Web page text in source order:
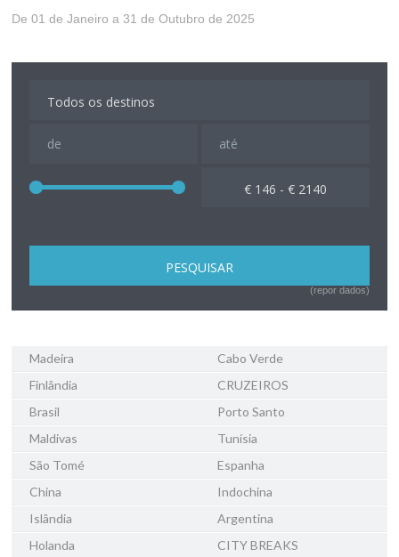
De 01 de Janeiro a 31 de Outubro de 2025
€ 146 - € 2140
(repor dados)
Madeira
Cabo Verde
Finlândia
CRUZEIROS
Brasil
Porto Santo
Maldivas
Tunísia
São Tomé
Espanha
China
Indochina
Islândia
Argentina
Holanda
CITY BREAKS